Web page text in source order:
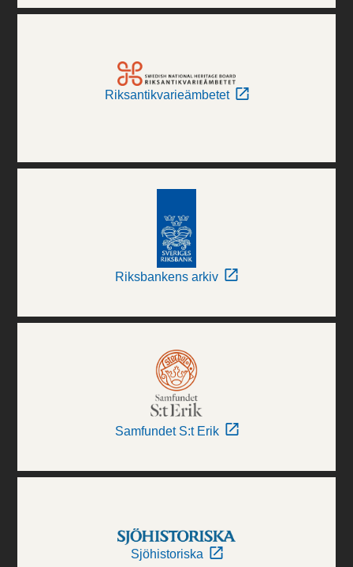
Riksantikvarieämbetet
Riksbankens arkiv
Samfundet S:t Erik
Sjöhistoriska